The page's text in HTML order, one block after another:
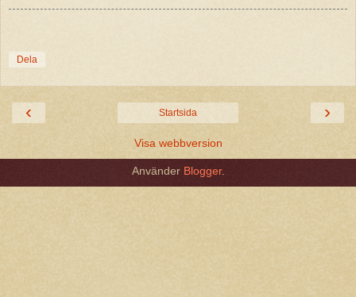
Dela
‹ ›
Startsida
Visa webbversion
Använder Blogger.